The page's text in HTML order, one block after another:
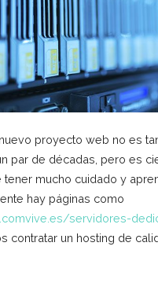
proyecto web no es
par de décadas, pero es
mucho cuidado y
hay páginas como
servidores-
contratar un hosting de